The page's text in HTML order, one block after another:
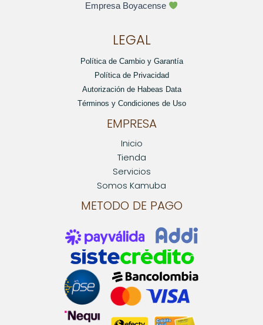
Empresa Boyacense
LEGAL
Política de Cambio y Garantía
Política de Privacidad
Autorización de Habeas Data
Términos y Condiciones de Uso
EMPRESA
Inicio
Tienda
Servicios
Somos Kamuba
METODO DE PAGO